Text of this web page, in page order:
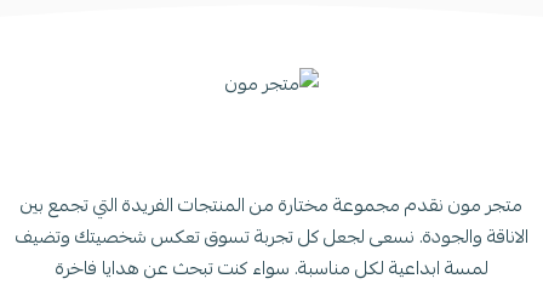
متجر مون نقدم مجموعة مختارة من المنتجات الفريدة التي تجمع بين
الاناقة والجودة. نسعى لجعل كل تجربة تسوق تعكس شخصيتك وتضيف
لمسة ابداعية لكل مناسبة. سواء كنت تبحث عن هدايا فاخرة